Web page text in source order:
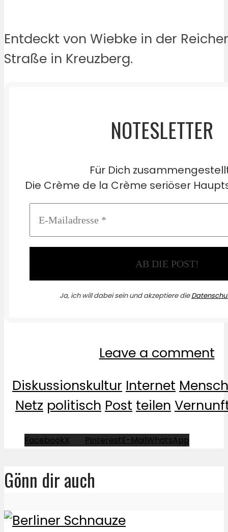
Entdeckt von Wiebke in der
Straße in Kreuzberg.
NOTESLETTER
Für Dich
Die Crème de la Crème seriöser
Ja, ich will dabei sein und akzeptiere die
Leave a comment
Diskussionskultur Internet
Netz politisch Post teilen
FacebookX PinterestE-MailWhatsApp
Gönn dir auch